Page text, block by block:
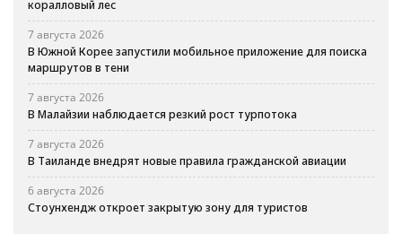
коралловый лес
7 августа 2026
В Южной Корее запустили мобильное приложение для поиска
маршрутов в тени
7 августа 2026
В Малайзии наблюдается резкий рост турпотока
7 августа 2026
В Таиланде внедрят новые правила гражданской авиации
6 августа 2026
Стоунхендж откроет закрытую зону для туристов